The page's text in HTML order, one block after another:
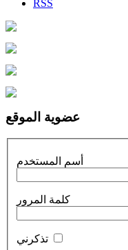
RSS
عضوية الموقع
أسم المستخدم
كلمة المرور